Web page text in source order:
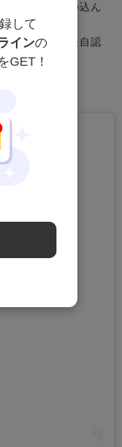
した自認に追い込ん
の人にそうした自認
っています。
して
インの
GET！